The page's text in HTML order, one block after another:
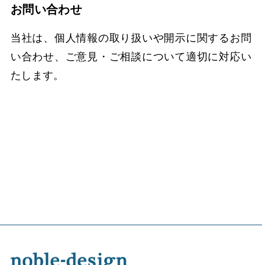
お問い合わせ
当社は、個人情報の取り扱いや開示に関するお問
い合わせ、ご意見・ご相談について適切に対応い
たします。